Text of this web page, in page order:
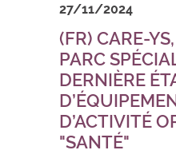
27/11/2024
(FR) CARE-
PARC
DERNIÈRE
D’ACTIVITÉ
"SANTÉ"